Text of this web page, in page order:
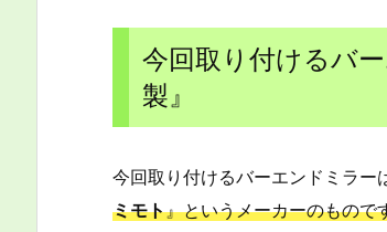
今回取り付けるバ
製』
今回取り付けるバーエンドミラ
ミモト』というメーカーのもので